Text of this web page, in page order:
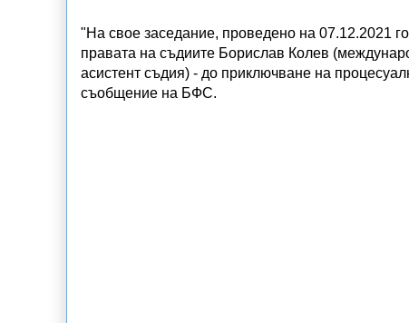
"На свое заседание, проведено на 07.12.2021
правата на съдиите Борислав Колев
асистент съдия) - до приключване на
съобщение на БФС.